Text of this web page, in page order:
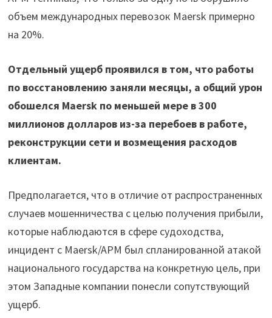
объем международных перевозок Maersk примерно
на 20%.
Отдельный ущерб проявился в том, что работы
по восстановлению заняли месяцы, а общий урон
обошелся Maersk по меньшей мере в 300
миллионов долларов из-за перебоев в работе,
реконструкции сети и возмещения расходов
клиентам.
Предполагается, что в отличие от распространенных
случаев мошенничества с целью получения прибыли,
которые наблюдаются в сфере судоходства,
инцидент с Maersk/APM был спланированной атакой
национального государства на конкретную цель, при
этом Западные компании понесли сопутствующий
ущерб.